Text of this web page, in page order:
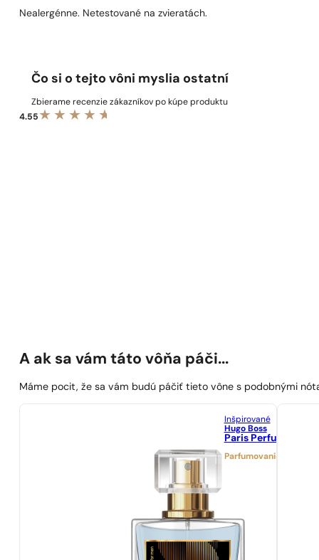
Nealergénne. Netestované na zvieratách.
Čo si o tejto vôni myslia ostatní
Zbierame recenzie zákazníkov po kúpe produktu
4.55
A ak sa vám táto vôňa páči...
Máme pocit, že sa vám budú páčiť tieto vône s podobnými
Inšpirované
Hugo Boss
Paris Perfumes N°
Parfumovanie 25%